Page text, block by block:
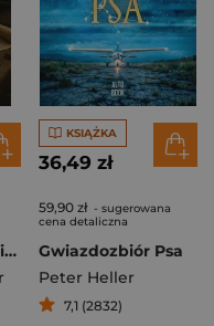
Kantyczka dla Leibowitza
KSIĄŻKA
36,49 zł
59,90 zł - sugerowana
cena detaliczna
Gwiazdozbiór Psa
Peter Heller
7,1 (2832)